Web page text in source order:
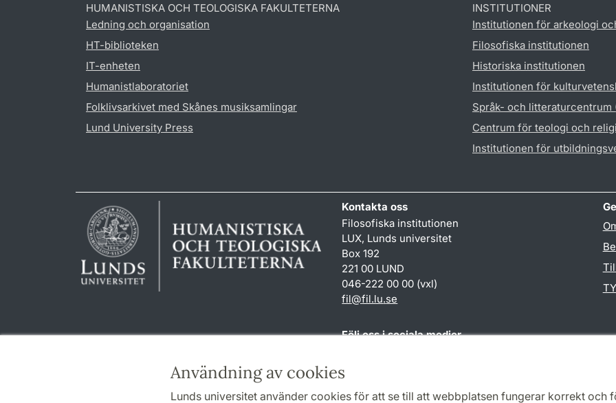
Användning av cookies
Lunds universitet använder cookies för att se till att webbplatsen fungerar korrekt och
HUMANISTISKA OCH TEOLOGISKA FAKULTETERNA
Ledning och organisation
HT-biblioteken
IT-enheten
Humanistlaboratoriet
Folklivsarkivet med Skånes musiksamlingar
Lund University Press
INSTITUTIONER
Institutionen för arkeologi
Filosofiska institutionen
Historiska institutionen
Institutionen för
Språk- och litteraturcentrum
Centrum för teologi och
Institutionen för
Kontakta oss
Filosofiska institutionen
LUX, Lunds universitet
Box 192
221 00 LUND
046-222 00 00 (vxl)
fil@fil.lu.se
Följ oss i sociala medier